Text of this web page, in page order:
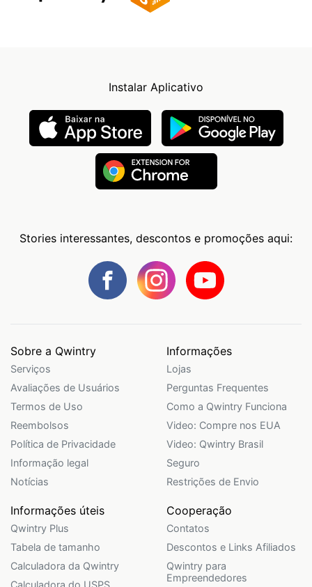
Instalar Aplicativo
Stories interessantes, descontos e promoções aqui:
Sobre a Qwintry
Serviços
Avaliações de Usuários
Termos de Uso
Reembolsos
Política de Privacidade
Informação legal
Notícias
Informações
Lojas
Perguntas Frequentes
Como a Qwintry Funciona
Video: Compre nos EUA
Video: Qwintry Brasil
Seguro
Restrições de Envio
Informações úteis
Qwintry Plus
Tabela de tamanho
Calculadora da Qwintry
Calculadora do USPS
Cooperação
Contatos
Descontos e Links Afiliados
Qwintry para
Empreendedores